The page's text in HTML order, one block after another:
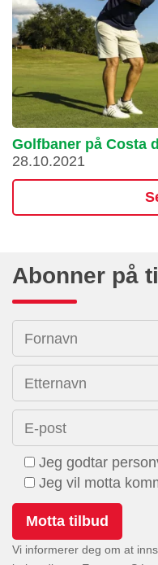
Golfbaner på Costa
28.10.2021
Abonner på
Fornavn
Etternavn
E-post
Jeg godtar
Jeg vil motta
Vi informerer deg om at